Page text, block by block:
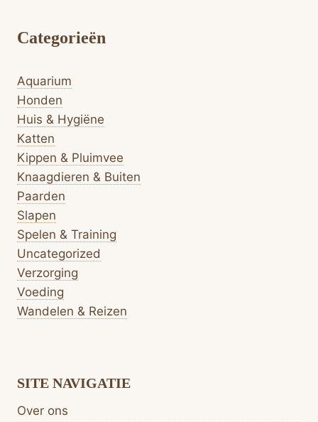
Categorieën
Aquarium
Honden
Huis & Hygiëne
Katten
Kippen & Pluimvee
Knaagdieren & Buiten
Paarden
Slapen
Spelen & Training
Uncategorized
Verzorging
Voeding
Wandelen & Reizen
SITE NAVIGATIE
Over ons